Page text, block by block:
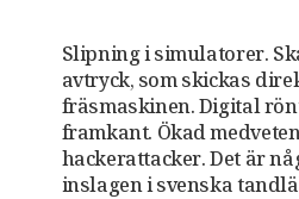
Slipning i simulatorer.
avtryck, som skickas
fräsmaskinen. Digital
framkant. Ökad
hackerattacker. Det är
inslagen i svenska